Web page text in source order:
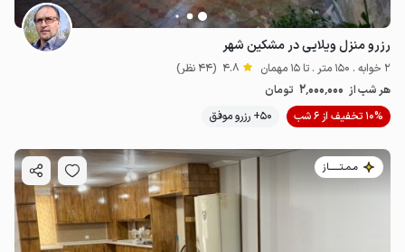
رزرو منزل ویلایی در مشکین شهر
2 خوابه . 150 متر . تا 15 مهمان 4.8 (44 نظر)
هر شب از 2٬000٬000 تومان
10% تخفیف از 6 شب
50+ رزرو موفق
مـمـتــــــاز